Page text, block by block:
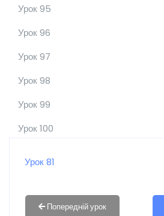
Урок 95
Урок 96
Урок 97
Урок 98
Урок 99
Урок 100
Урок 81